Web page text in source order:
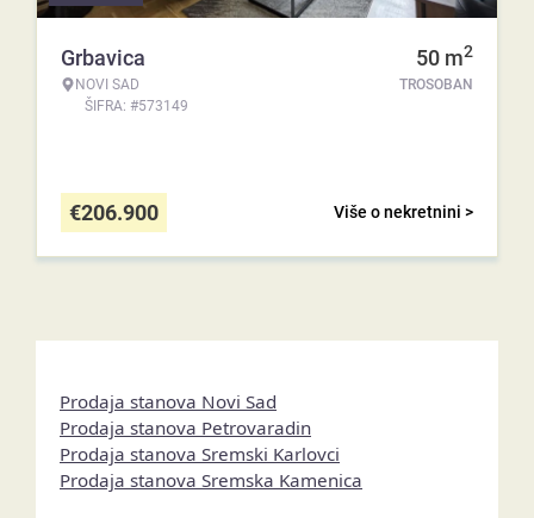
Grbavica
NOVI SAD
ŠIFRA: #573149
50 m2
TROSOBAN
Više o nekretnini >
€206.900
Prodaja stanova Novi Sad
Prodaja stanova Petrovaradin
Prodaja stanova Sremski Karlovci
Prodaja stanova Sremska Kamenica